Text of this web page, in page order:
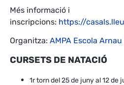
Més informació i
inscripcions: https://
Organitza: AMPA Escola
CURSETS DE NATACIÓ
1r torn del 25 de juny al 12 de